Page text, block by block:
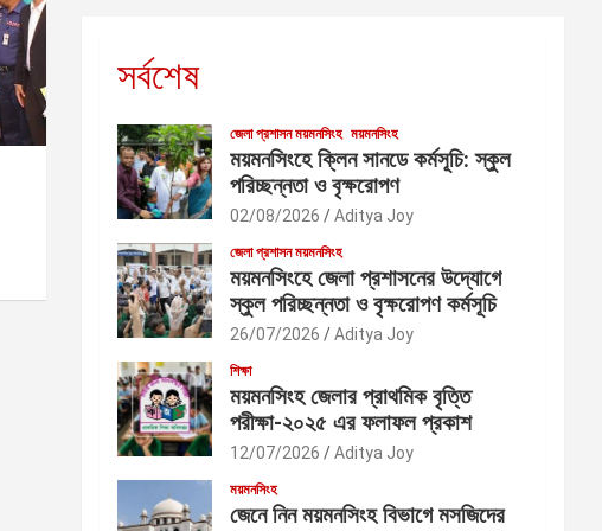
সর্বশেষ
জেলা প্রশাসন ময়মনসিংহ ময়মনসিংহ
ময়মনসিংহে ক্লিন সানডে কর্মসূচি: স্কুল
পরিচ্ছন্নতা ও বৃক্ষরোপণ
02/08/2026 Aditya Joy
জেলা প্রশাসন ময়মনসিংহ
ময়মনসিংহে জেলা প্রশাসনের উদ্যোগে
স্কুল পরিচ্ছন্নতা ও বৃক্ষরোপণ কর্মসূচি
26/07/2026 Aditya Joy
শিক্ষা
ময়মনসিংহ জেলার প্রাথমিক বৃত্তি
পরীক্ষা-২০২৫ এর ফলাফল প্রকাশ
12/07/2026 Aditya Joy
ময়মনসিংহ
জেনে নিন ময়মনসিংহ বিভাগে মসজিদের